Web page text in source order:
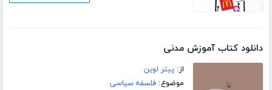
دانلود کتاب آموزش مدنی
از:پیتر لوین
موضوع:فلسفه سیاسی